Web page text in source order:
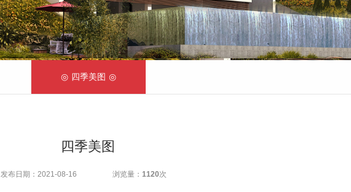
四季美图
四季美图
发布日期：2021-08-16 浏览量： 1120次